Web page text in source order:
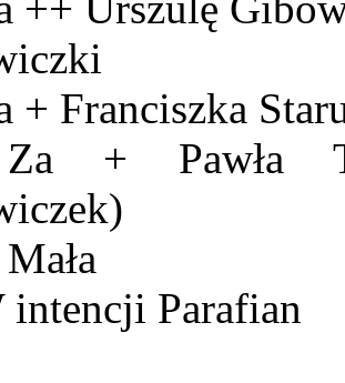
+ Franciszka
+ Pawła
intencji Parafian